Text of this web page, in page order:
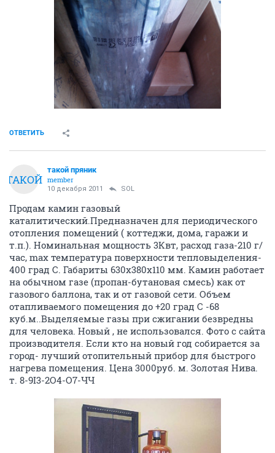
ОТВЕТИТЬ
ТАКОЙ
такой пряник
member
10 декабря 2011 SOL
Продам камин газовый
каталитический.Предназначен для периодического
отопления помещений ( коттеджи, дома, гаражи и
т.п.). Номинальная мощность 3Квт, расход газа-210 г/
час, max температура поверхности тепловыделения-
400 град С. Габариты 630х380х110 мм. Камин работает
на обычном газе (пропан-бутановая смесь) как от
газового баллона, так и от газовой сети. Объем
отапливаемого помещения до +20 град С -68
куб.м..Выделяемые газы при сжигании безвредны
для человека. Новый , не использовался. Фото с сайта
производителя. Если кто на новый год собирается за
город- лучший отопительный прибор для быстрого
нагрева помещения. Цена 3000руб. м. Золотая Нива.
т. 8-9I3-2O4-O7-ЧЧ